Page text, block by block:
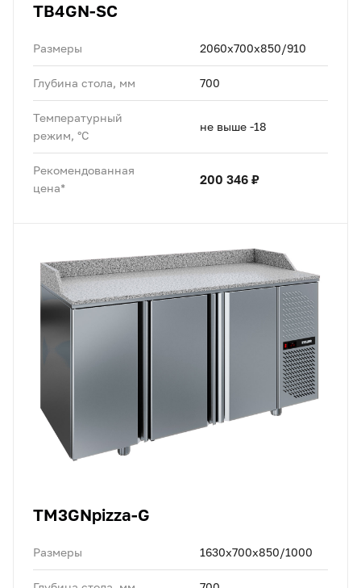
TB4GN-SC
Размеры 2060х700х850/910
Глубина стола, мм 700
Температурный
режим, °C
не выше -18
Рекомендованная
цена*
200 346 ₽
TM3GNpizza-G
Размеры 1630x700x850/1000